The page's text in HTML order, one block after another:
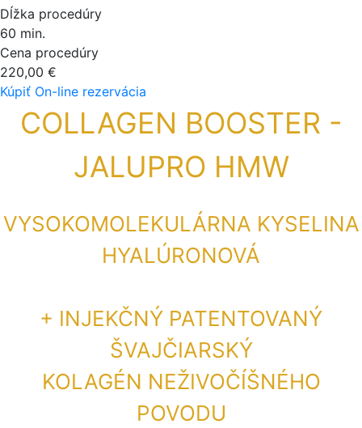
Dĺžka procedúry
60 min.
Cena procedúry
220,00 €
Kúpiť On-line rezervácia
COLLAGEN BOOSTER -
JALUPRO HMW
VYSOKOMOLEKULÁRNA KYSELINA
HYALÚRONOVÁ
+ INJEKČNÝ PATENTOVANÝ
ŠVAJČIARSKÝ
KOLAGÉN NEŽIVOČÍŠNÉHO
POVODU